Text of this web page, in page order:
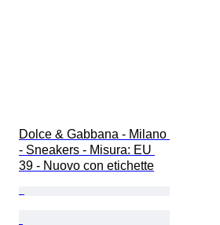
Dolce & Gabbana - Milano
- Sneakers - Misura: EU
39 - Nuovo con etichette